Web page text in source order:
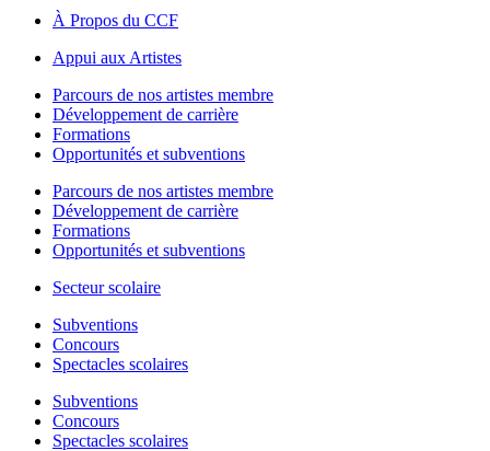
À Propos du CCF
Appui aux Artistes
Parcours de nos artistes membre
Développement de carrière
Formations
Opportunités et subventions
Parcours de nos artistes membre
Développement de carrière
Formations
Opportunités et subventions
Secteur scolaire
Subventions
Concours
Spectacles scolaires
Subventions
Concours
Spectacles scolaires